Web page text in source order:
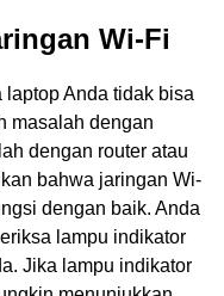
Wi-Fi
Anda tidak bisa
masalah dengan
dengan router atau
bahwa jaringan Wi-
dengan baik. Anda
lampu indikator
Jika lampu indikator